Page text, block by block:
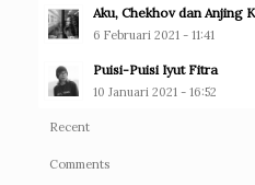
Aku, Chekhov dan Anjing
6 Februari 2021 - 11:41
Puisi-Puisi Iyut Fitra
10 Januari 2021 - 16:52
Recent
Comments